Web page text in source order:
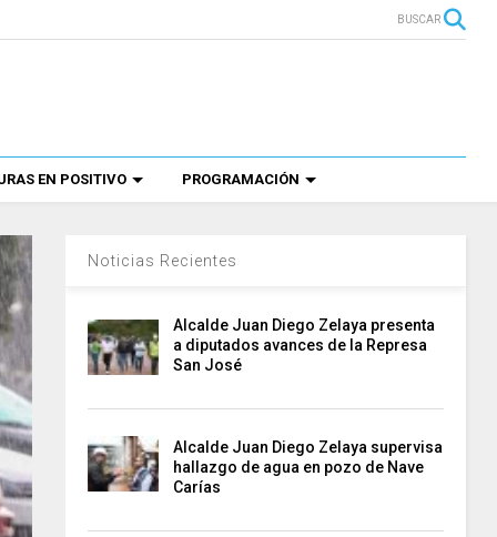
BUSCAR
EN POSITIVO PROGRAMACIÓN
Noticias Recientes
Alcalde Juan Diego Zelaya presenta
a diputados avances de la Represa
San José
Alcalde Juan Diego Zelaya supervisa
hallazgo de agua en pozo de Nave
Carías